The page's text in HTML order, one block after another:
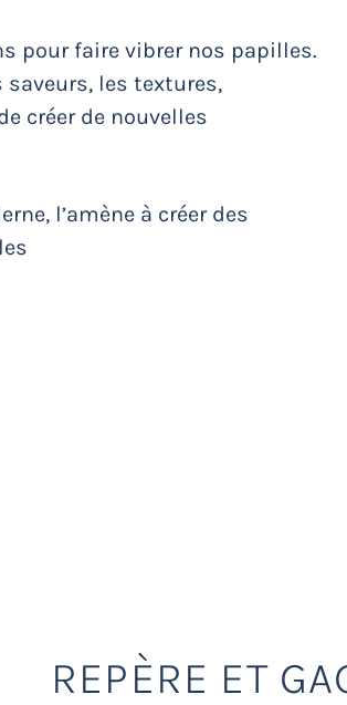
pour faire vibrer nos papilles.
saveurs, les textures,
créer de nouvelles
l’amène à créer des
REPÈRE ET